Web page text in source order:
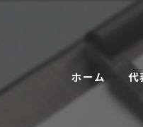
ホーム 代